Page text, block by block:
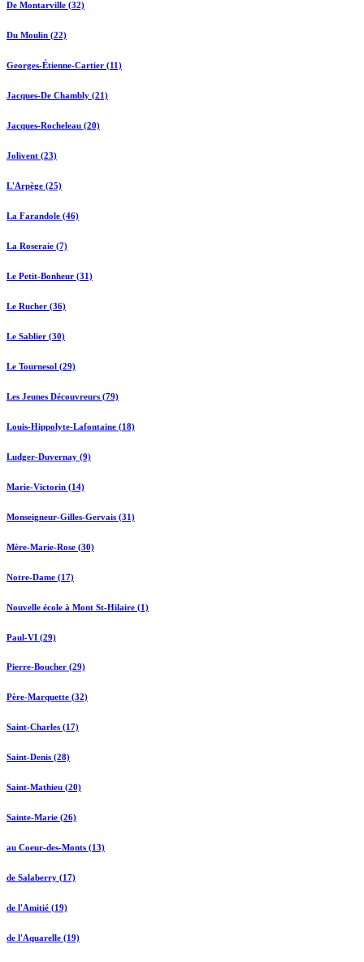
De Montarville (32)
Du Moulin (22)
Georges-Étienne-Cartier (11)
Jacques-De Chambly (21)
Jacques-Rocheleau (20)
Jolivent (23)
L'Arpège (25)
La Farandole (46)
La Roseraie (7)
Le Petit-Bonheur (31)
Le Rucher (36)
Le Sablier (30)
Le Tournesol (29)
Les Jeunes Découvreurs (79)
Louis-Hippolyte-Lafontaine (18)
Ludger-Duvernay (9)
Marie-Victorin (14)
Monseigneur-Gilles-Gervais (31)
Mère-Marie-Rose (30)
Notre-Dame (17)
Nouvelle école à Mont St-Hilaire (1)
Paul-VI (29)
Pierre-Boucher (29)
Père-Marquette (32)
Saint-Charles (17)
Saint-Denis (28)
Saint-Mathieu (20)
Sainte-Marie (26)
au Coeur-des-Monts (13)
de Salaberry (17)
de l'Amitié (19)
de l'Aquarelle (19)